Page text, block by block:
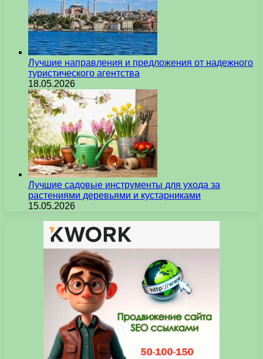
Лучшие направления и предложения от надежного
туристического агентства
18.05.2026
Лучшие садовые инструменты для ухода за
растениями деревьями и кустарниками
15.05.2026